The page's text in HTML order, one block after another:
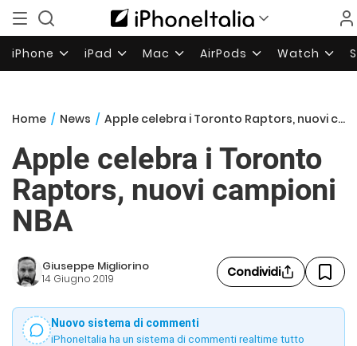
iPhone iPad Mac AirPods Watch
Home / News / Apple celebra i Toronto Raptors, nuovi campioni NBA
Apple celebra i Toronto
Raptors, nuovi campioni
NBA
Giuseppe Migliorino
14 Giugno 2019 Condividi
Nuovo sistema di commenti
iPhoneItalia ha un sistema di commenti realtime tutto